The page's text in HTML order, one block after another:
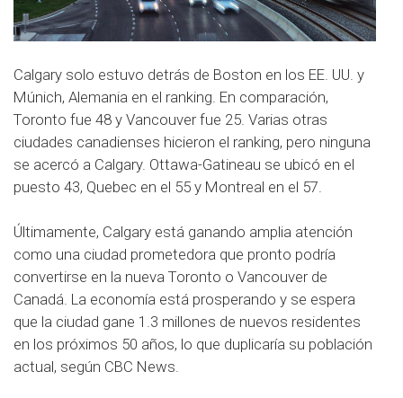
Calgary solo estuvo detrás de Boston en los EE. UU. y
Múnich, Alemania en el ranking. En comparación,
Toronto fue 48 y Vancouver fue 25. Varias otras
ciudades canadienses hicieron el ranking, pero ninguna
se acercó a Calgary. Ottawa-Gatineau se ubicó en el
puesto 43, Quebec en el 55 y Montreal en el 57.
Últimamente, Calgary está ganando amplia atención
como una ciudad prometedora que pronto podría
convertirse en la nueva Toronto o Vancouver de
Canadá. La economía está prosperando y se espera
que la ciudad gane 1.3 millones de nuevos residentes
en los próximos 50 años, lo que duplicaría su población
actual, según CBC News.